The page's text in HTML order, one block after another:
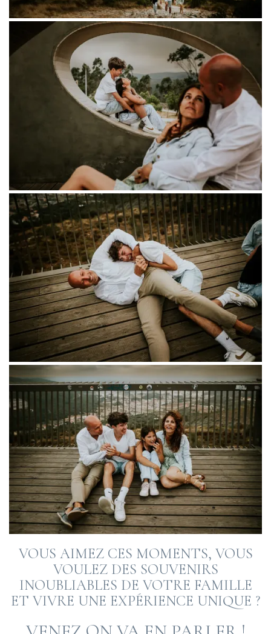
VOUS AIMEZ CES MOMENTS, VOUS
VOULEZ DES SOUVENIRS
INOUBLIABLES DE VOTRE FAMILLE
ET VIVRE UNE EXPÉRIENCE UNIQUE ?